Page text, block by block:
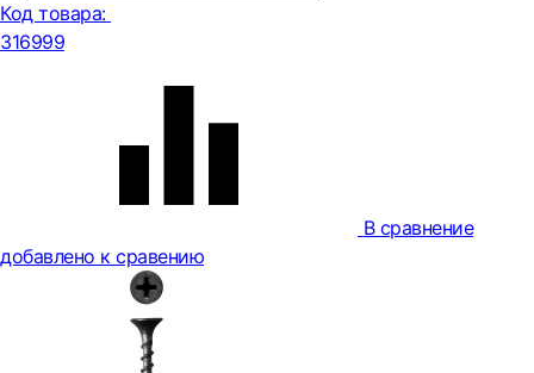
Код товара:
316999
В сравнение
добавлено к сравению